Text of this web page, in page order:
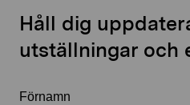
Håll dig
utställningar och
Förnamn